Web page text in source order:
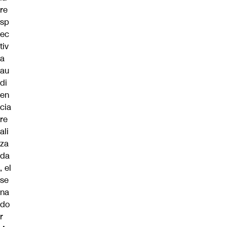
re
sp
ec
tiv
a
au
di
en
cia
re
ali
za
da
, el
se
na
do
r